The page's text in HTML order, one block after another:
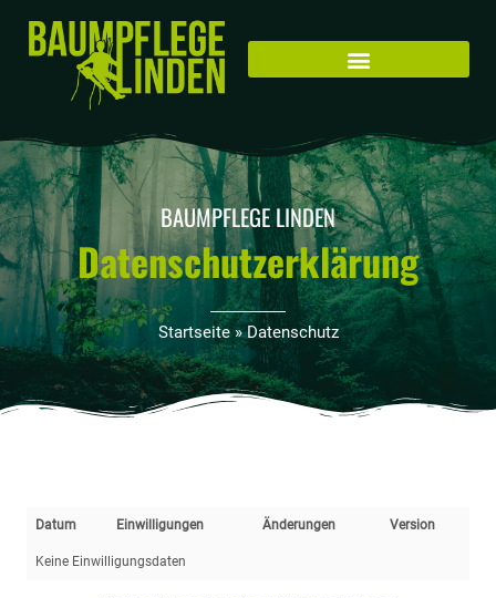
springen
BAUMPFLEGE LINDEN
Datenschutzerklärung
Startseite»Datenschutz
Datum Einwilligungen Änderungen Version
Keine Einwilligungsdaten